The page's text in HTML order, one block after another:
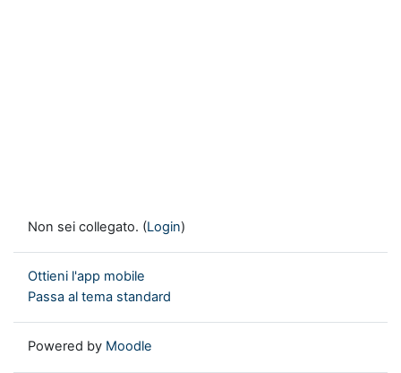
Non sei collegato. (Login)
Ottieni l'app mobile
Passa al tema standard
Powered by Moodle